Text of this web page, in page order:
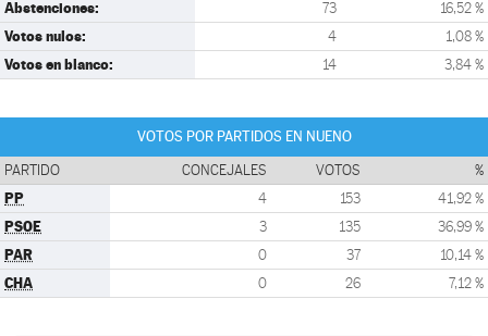
Abstenciones: 73 16,52 %
Votos nulos: 4 1,08 %
Votos en blanco: 14 3,84 %
VOTOS POR PARTIDOS EN NUENO
PARTIDO CONCEJALES VOTOS %
PP 4 153 41,92 %
PSOE 3 135 36,99 %
PAR 0 37 10,14 %
CHA 0 26 7,12 %